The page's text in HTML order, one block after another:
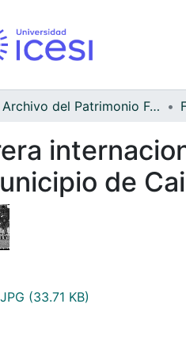
Archivo del Patrimonio Fotográfico y Fílmico del Valle del Cauca
de
(33.71 KB)